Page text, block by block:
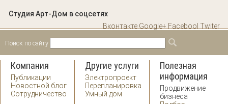
Студия Арт-Дом в соцсетях
Вконтакте Google+ Facebool Twiter
Форма поиска
Поиск по сайту
Компания
Публикации
Новостной блог
Сотрудничество
Другие услуги
Электропроект
Перепланировка
Умный дом
Полезная
информация
Продвижение
бизнеса